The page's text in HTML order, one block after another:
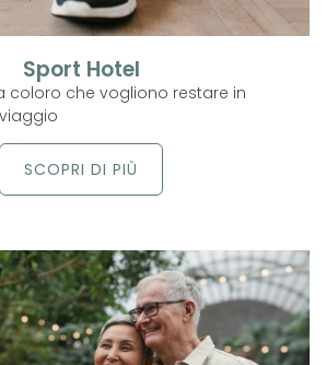
Sport Hotel
coloro che vogliono restare in
SCOPRI DI PIÙ